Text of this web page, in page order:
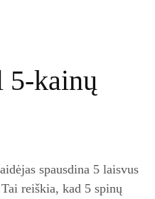
spausdina 5 laisvus
reiškia, kad 5 spinų